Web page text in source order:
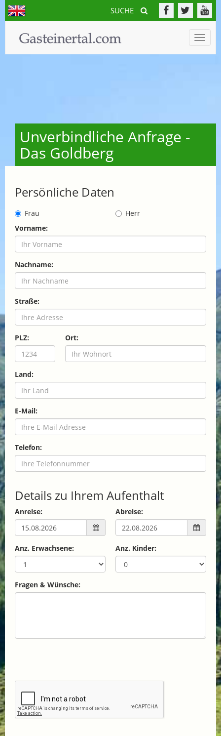
SUCHE
Toggle
Unverbindliche Anfrage -
Das Goldberg
Persönliche Daten
Frau
Herr
Vorname:
Nachname:
Straße:
PLZ: Ort:
Land:
E-Mail:
Telefon:
Details zu Ihrem Aufenthalt
Anreise: Abreise:
Anz. Erwachsene: Anz. Kinder:
Fragen & Wünsche: